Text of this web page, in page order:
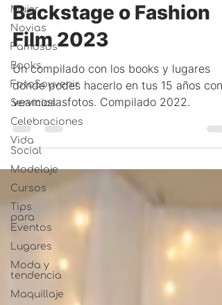
Mujer
Novias
Famosos
Books
FotoSouvenir
Servicios
Celebraciones
Vida
Social
Modelaje
Cursos
Tips
para
Eventos
Lugares
Moda y
tendencia
Maquillaje
Backstage o Fashion
Film 2023
Un compilado con los books y lugares
donde podes hacerlo en tus 15 años con
veamoslasfotos. Compilado 2022.